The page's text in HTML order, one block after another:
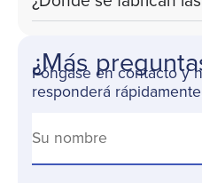
¿Más
Póngase en contacto y
responderá